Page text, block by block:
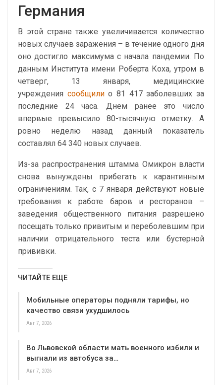
Германия
В этой стране также увеличивается количество
новых случаев заражения – в течение одного дня
оно достигло максимума с начала пандемии. По
данным Института имени Роберта Коха, утром в
четверг, 13 января, медицинские
учреждения сообщилио 81 417 заболевших за
последние 24 часа. Днем ранее это число
впервые превысило 80-тысячную отметку. А
ровно неделю назад данный показатель
составлял 64 340 новых случаев.
Из-за распространения штамма Омикрон власти
снова вынуждены прибегать к карантинным
ограничениям. Так, с 7 января действуют новые
требования к работе баров и ресторанов –
заведения общественного питания разрешено
посещать только привитым и переболевшим при
наличии отрицательного теста или бустерной
прививки.
ЧИТАЙТЕ ЕЩЕ
Мобильные операторы подняли тарифы, но
качество связи ухудшилось
Авг 7, 2026
Во Львовской области мать военного избили и
выгнали из автобуса за…
Авг 7, 2026